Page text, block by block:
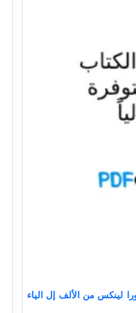
لينكس من الألف إل الياء